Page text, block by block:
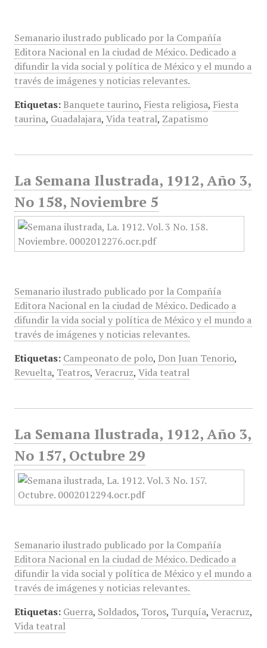
Semanario ilustrado publicado por la Compañía
Editora Nacional en la ciudad de México. Dedicado a
difundir la vida social y política de México y el mundo a
través de imágenes y noticias relevantes.
Etiquetas: Banquete taurino, Fiesta religiosa, Fiesta
taurina, Guadalajara, Vida teatral, Zapatismo
La Semana Ilustrada, 1912, Año 3,
No 158, Noviembre 5
Semanario ilustrado publicado por la Compañía
Editora Nacional en la ciudad de México. Dedicado a
difundir la vida social y política de México y el mundo a
través de imágenes y noticias relevantes.
Etiquetas: Campeonato de polo, Don Juan Tenorio,
Revuelta, Teatros, Veracruz, Vida teatral
La Semana Ilustrada, 1912, Año 3,
No 157, Octubre 29
Semanario ilustrado publicado por la Compañía
Editora Nacional en la ciudad de México. Dedicado a
difundir la vida social y política de México y el mundo a
través de imágenes y noticias relevantes.
Etiquetas: Guerra, Soldados, Toros, Turquía, Veracruz,
Vida teatral